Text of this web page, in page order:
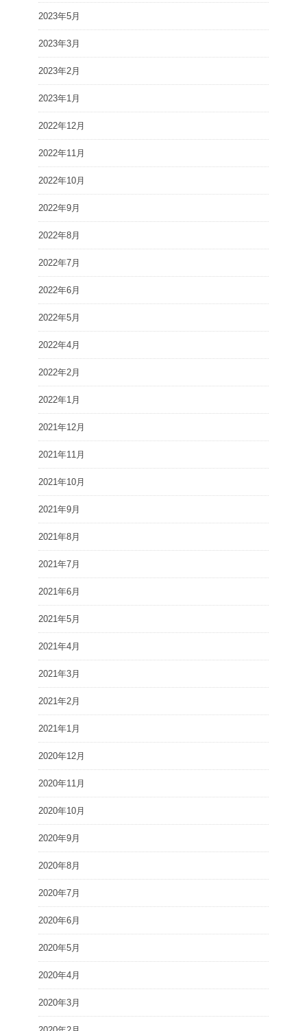
2023年5月
2023年3月
2023年2月
2023年1月
2022年12月
2022年11月
2022年10月
2022年9月
2022年8月
2022年7月
2022年6月
2022年5月
2022年4月
2022年2月
2022年1月
2021年12月
2021年11月
2021年10月
2021年9月
2021年8月
2021年7月
2021年6月
2021年5月
2021年4月
2021年3月
2021年2月
2021年1月
2020年12月
2020年11月
2020年10月
2020年9月
2020年8月
2020年7月
2020年6月
2020年5月
2020年4月
2020年3月